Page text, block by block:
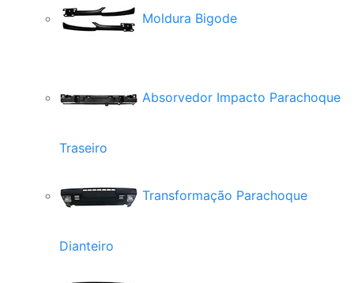
Moldura Bigode
Absorvedor Impacto Parachoque
Traseiro
Transformação Parachoque
Dianteiro